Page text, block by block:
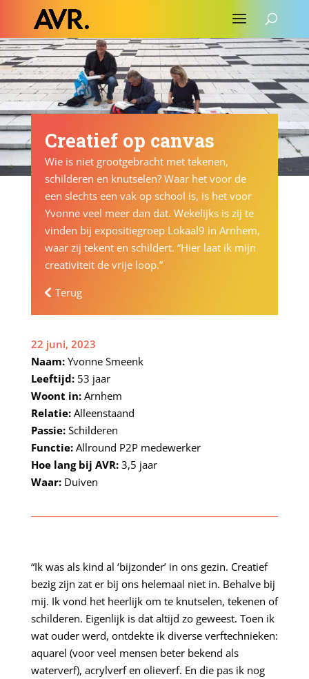
Creatief op canvas
Wie is niet grootgebracht met tekenen,
schilderen en knutselen? Waar het voor de
een slechts een vak op school is, is het voor
Yvonne veel meer dan dat. Wekelijks is zij te
vinden bij expositiegroep Lokaal9 in Arnhem,
waar zij tekent en schildert. “Hier laat ik mijn
creativiteit de vrije loop.”
Terug
22 juni, 2023
Naam:Yvonne Smeenk
Leeftijd:53 jaar
Woont in:Arnhem
Relatie:Alleenstaand
Passie:Schilderen
Functie:Allround P2P medewerker
Hoe lang bij AVR:3,5 jaar
Waar:Duiven
“Ik was als kind al ‘bijzonder’ in ons gezin. Creatief
bezig zijn zat er bij ons helemaal niet in. Behalve bij
mij. Ik vond het heerlijk om te knutselen, tekenen of
schilderen. Eigenlijk is dat altijd zo geweest. Toen ik
wat ouder werd, ontdekte ik diverse verftechnieken:
aquarel (voor veel mensen beter bekend als
waterverf), acrylverf en olieverf. En die pas ik nog